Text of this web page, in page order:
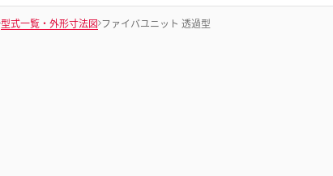
型式一覧・外形寸法図 ファイバユニット 透過型